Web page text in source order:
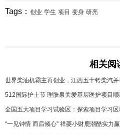
Tags： 创业 学生 项目 变身 研亮
相关阅
世界柴油机霸主再创业，江西五十铃柴汽
512国际护士节 理肤泉关爱基层医护项目
全国五大项目学习试验区：探索项目学习
“一见钟情 而后倾心” 祥菱小财鹿潮酷实力